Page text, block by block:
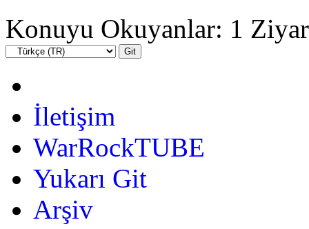
Konuyu Okuyanlar: 1
İletişim
WarRockTUBE
Yukarı Git
Arşiv